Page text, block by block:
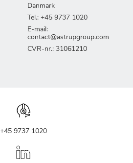
Danmark
Tel.: +45 9737 1020
E-mail:
contact@astrupgroup.com
CVR-nr.: 31061210
+45 9737 1020